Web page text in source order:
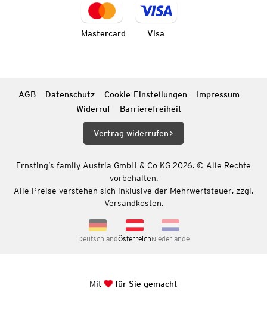
Mastercard Visa
AGB Datenschutz Cookie-Einstellungen
Impressum
Widerruf
Barrierefreiheit
Vertrag widerrufen
Ernsting’s family Austria GmbH & Co KG 2026. © Alle Rechte
vorbehalten.
Alle Preise verstehen sich inklusive der Mehrwertsteuer, zzgl.
Versandkosten.
DeutschlandÖsterreichNiederlande
Mit für Sie gemacht